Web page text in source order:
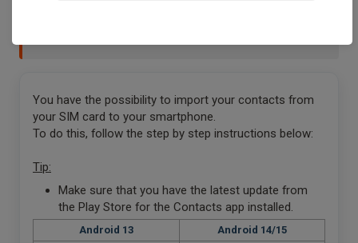
You have the possibility to import your contacts from
your SIM card to your smartphone.
To do this, follow the step by step instructions below:
Tip:
Make sure that you have the latest update from
the Play Store for the Contacts app installed.
Android 13 Android 14/15